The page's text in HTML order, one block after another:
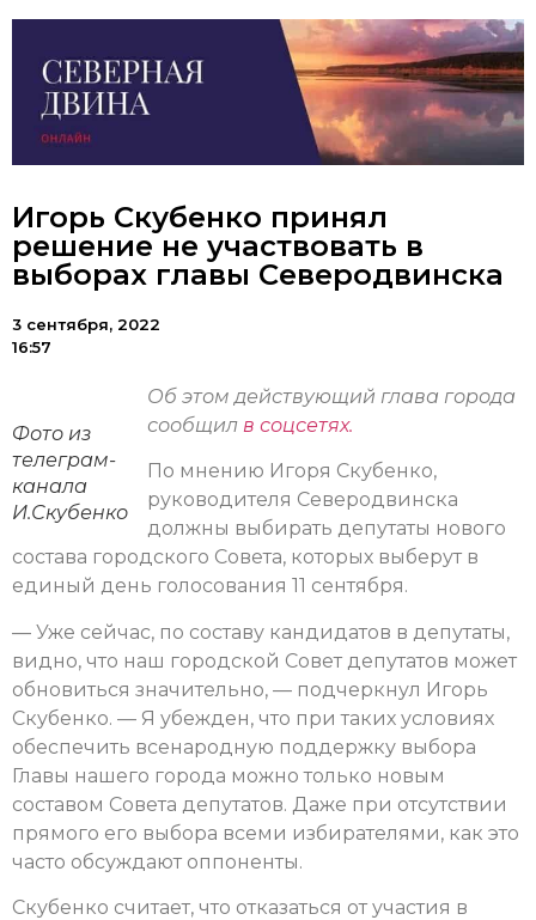
Игорь Скубенко принял
решение не участвовать в
выборах главы Северодвинска
3 сентября, 2022
16:57
Фото из
телеграм-
канала
И.Скубенко
Об этом действующий глава города
сообщил в соцсетях.
По мнению Игоря Скубенко,
руководителя Северодвинска
должны выбирать депутаты нового
состава городского Совета, которых выберут в
единый день голосования 11 сентября.
— Уже сейчас, по составу кандидатов в депутаты,
видно, что наш городской Совет депутатов может
обновиться значительно, — подчеркнул Игорь
Скубенко. — Я убежден, что при таких условиях
обеспечить всенародную поддержку выбора
Главы нашего города можно только новым
составом Совета депутатов. Даже при отсутствии
прямого его выбора всеми избирателями, как это
часто обсуждают оппоненты.
Скубенко считает, что отказаться от участия в